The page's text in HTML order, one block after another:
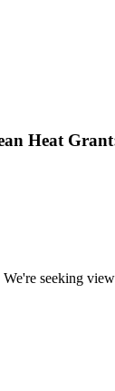
Heat
We're seeking